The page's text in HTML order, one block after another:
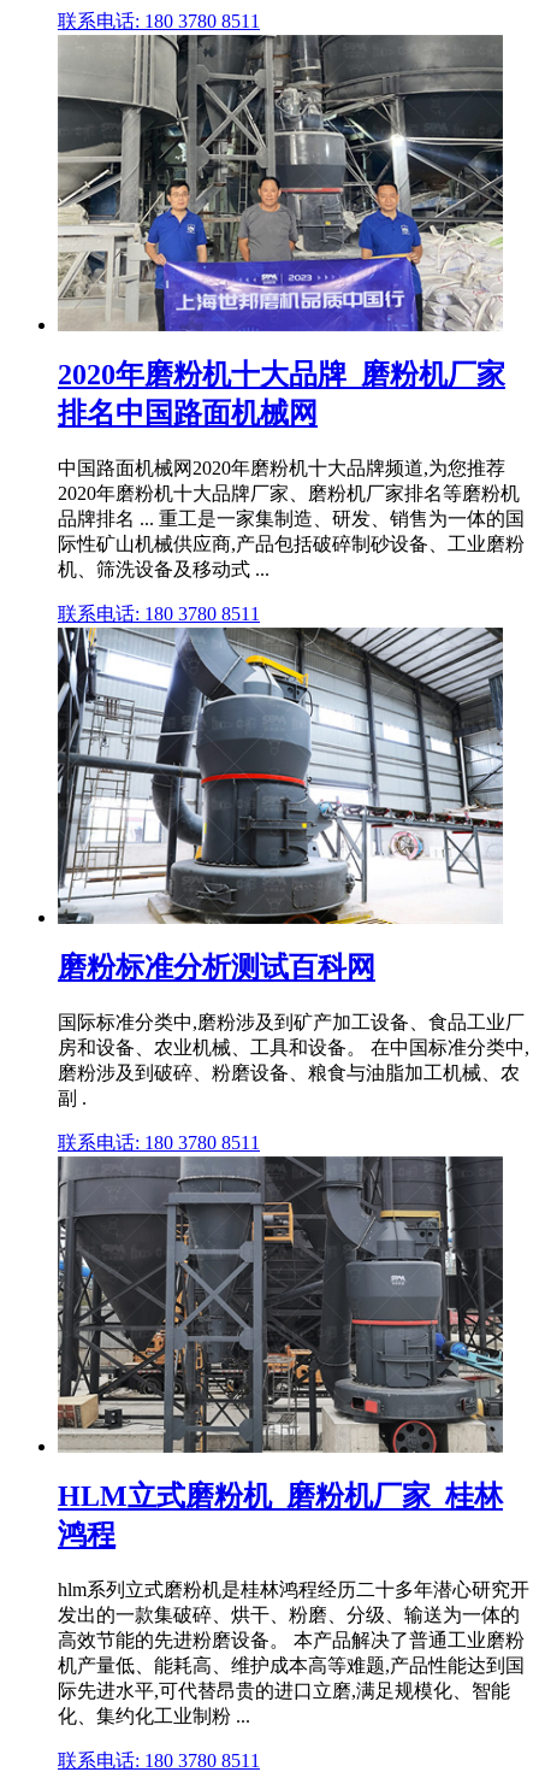
联系电话: 180 3780 8511
2020年磨粉机十大品牌_磨粉机厂家
排名中国路面机械网
中国路面机械网2020年磨粉机十大品牌频道,为您推荐
2020年磨粉机十大品牌厂家、磨粉机厂家排名等磨粉机
品牌排名 ... 重工是一家集制造、研发、销售为一体的国
际性矿山机械供应商,产品包括破碎制砂设备、工业磨粉
机、筛洗设备及移动式 ...
联系电话: 180 3780 8511
磨粉标准分析测试百科网
国际标准分类中,磨粉涉及到矿产加工设备、食品工业厂
房和设备、农业机械、工具和设备。 在中国标准分类中,
磨粉涉及到破碎、粉磨设备、粮食与油脂加工机械、农
副 .
联系电话: 180 3780 8511
HLM立式磨粉机_磨粉机厂家_桂林
鸿程
hlm系列立式磨粉机是桂林鸿程经历二十多年潜心研究开
发出的一款集破碎、烘干、粉磨、分级、输送为一体的
高效节能的先进粉磨设备。 本产品解决了普通工业磨粉
机产量低、能耗高、维护成本高等难题,产品性能达到国
际先进水平,可代替昂贵的进口立磨,满足规模化、智能
化、集约化工业制粉 ...
联系电话: 180 3780 8511